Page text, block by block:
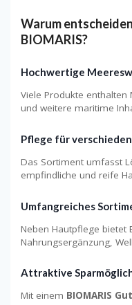
Warum
BIOMARIS?
Hochwertige
Viele Produkte
und weitere maritime
Pflege für
Das Sortiment umfasst
empfindliche und reife
Umfangreiches
Neben Hautpflege bietet
Nahrungsergänzung,
Attraktive
Mit einem BIOMARIS